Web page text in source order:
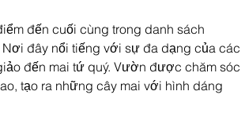
đến cuối cùng trong danh sách
đây nổi tiếng với sự đa dạng của các
đến mai tứ quý. Vườn được chăm sóc
tạo ra những cây mai với hình dáng